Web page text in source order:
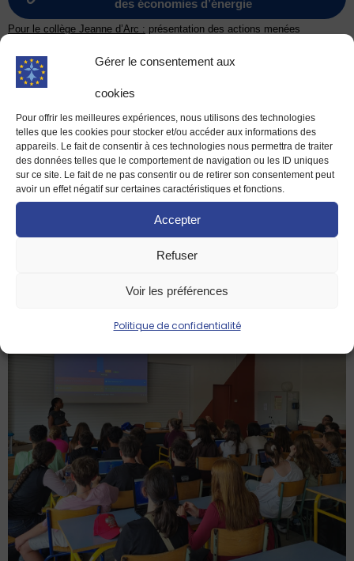
Gérer le consentement aux
cookies
Pour offrir les meilleures expériences, nous utilisons des technologies
telles que les cookies pour stocker et/ou accéder aux informations des
appareils. Le fait de consentir à ces technologies nous permettra de traiter
des données telles que le comportement de navigation ou les ID uniques
sur ce site. Le fait de ne pas consentir ou de retirer son consentement peut
avoir un effet négatif sur certaines caractéristiques et fonctions.
Accepter
Refuser
Voir les préférences
Politique de confidentialité
des économies d’énergie
Pour le collège Jeanne d’Arc : présentation des actions menées
ou Établissement en Démarche globale de Développement Durable)
Un échange constructif avec
William Benaïssa
Puis place au temps d’échange. Les élèves ont posé un grand nombre de
questions à William Benaïssa, collaborateur parlementaire de Christophe
Clergeau sur son parcours et son engagement, son rôle auprès du député
pour qui il travaille, l’impact de l’UE sur le climat, sa vision politique de
l’UE, et l’éternelle question sur les salaires.